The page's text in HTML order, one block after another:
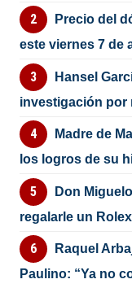
Precio del
este viernes 7 de
Hansel
investigación por
Madre de
los logros de su
Don
regalarle un
Raquel
Paulino: “Ya no